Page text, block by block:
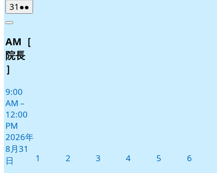
31 2026
年
月
31
日
●●
件
イ
Close
AM［
院長
］
9:00
AM –
12:00
PM
2026年
8月31
日
1 2 3 42026
5 6